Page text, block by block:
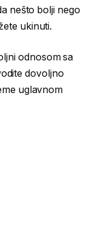
nešto bolji nego
ukinuti.
odnosom sa
dovoljno
uglavnom